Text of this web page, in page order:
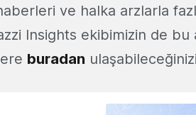
ve halka arzlarla
Insights ekibimizin de bu
buradan